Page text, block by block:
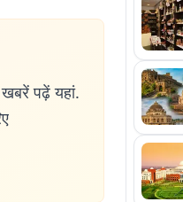
खबरें पढ़ें यहां.